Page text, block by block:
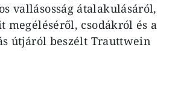
vallásosság átalakulásáról,
megéléséről, csodákról és a
útjáról beszélt Trauttwein